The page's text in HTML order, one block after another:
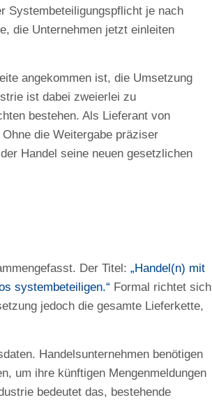
Systembeteiligungspflicht je nach
die Unternehmen jetzt einleiten
angekommen ist, die Umsetzung
ist dabei zweierlei zu
bestehen. Als Lieferant von
die Weitergabe präziser
Handel seine neuen gesetzlichen
Der Titel: „Handel(n) mit
systembeteiligen.“ Formal richtet sich
jedoch die gesamte Lieferkette,
Handelsunternehmen benötigen
um ihre künftigen Mengenmeldungen
bedeutet das, bestehende